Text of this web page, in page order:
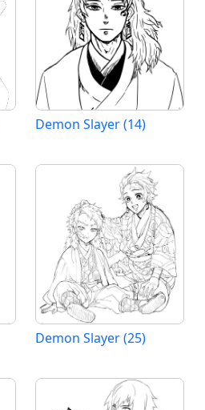
Demon Slayer (14)
Demon Slayer (25)